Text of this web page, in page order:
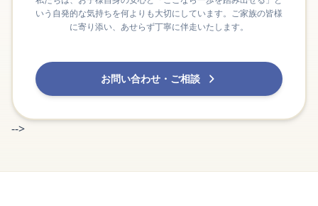
いう自発的な気持ちを何よりも大切にしています。ご家族の皆様
に寄り添い、あせらず丁寧に伴走いたします。
お問い合わせ・ご相談
-->